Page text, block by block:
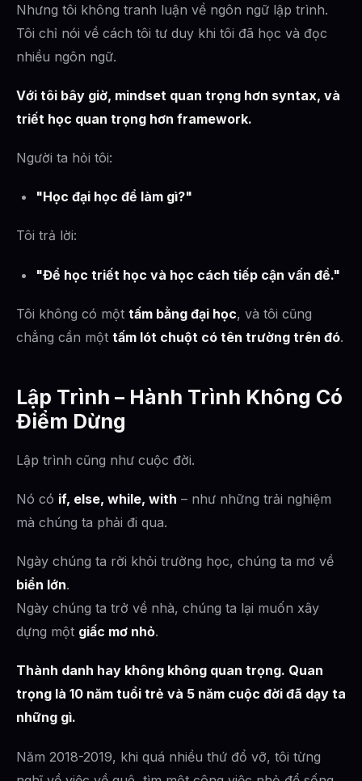
Nhưng tôi không tranh luận về ngôn ngữ lập trình.
Tôi chỉ nói về cách tôi tư duy khi tôi đã học và đọc
nhiều ngôn ngữ.
Với tôi bây giờ, mindset quan trọng hơn syntax, và
triết học quan trọng hơn framework.
Người ta hỏi tôi:
"Học đại học để làm gì?"
Tôi trả lời:
"Để học triết học và học cách tiếp cận vấn đề."
Tôi không có một tấm bằng đại học, và tôi cũng
chẳng cần một tấm lót chuột có tên trường trên đó.
Lập Trình – Hành Trình Không Có
Điểm Dừng
Lập trình cũng như cuộc đời.
Nó có if, else, while, with – như những trải nghiệm
mà chúng ta phải đi qua.
Ngày chúng ta rời khỏi trường học, chúng ta mơ về
biển lớn.
Ngày chúng ta trở về nhà, chúng ta lại muốn xây
dựng một giấc mơ nhỏ.
Thành danh hay không không quan trọng. Quan
trọng là 10 năm tuổi trẻ và 5 năm cuộc đời đã dạy ta
những gì.
Năm 2018-2019, khi quá nhiều thứ đổ vỡ, tôi từng